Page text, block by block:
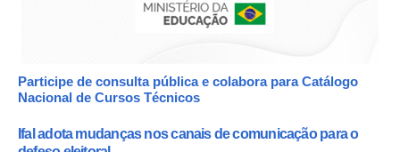
Participe de consulta pública e colabora para Catálogo
Nacional de Cursos Técnicos
Ifal adota mudanças nos canais de comunicação para o